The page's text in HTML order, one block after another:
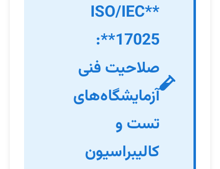
**ISO/IEC
17025**:
صلاحیت فنی
آزمایشگاه‌های
تست و
کالیبراسیون